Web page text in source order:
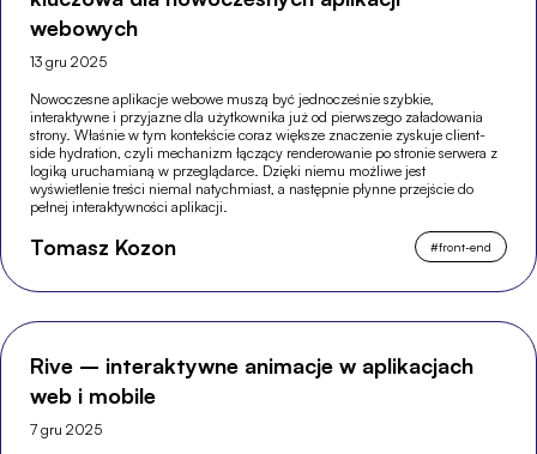
webowych
13 gru 2025
Nowoczesne aplikacje webowe muszą być jednocześnie szybkie,
interaktywne i przyjazne dla użytkownika już od pierwszego załadowania
strony. Właśnie w tym kontekście coraz większe znaczenie zyskuje client-
side hydration, czyli mechanizm łączący renderowanie po stronie serwera z
logiką uruchamianą w przeglądarce. Dzięki niemu możliwe jest
wyświetlenie treści niemal natychmiast, a następnie płynne przejście do
pełnej interaktywności aplikacji.
Tomasz Kozon #front-end
Rive – interaktywne animacje w aplikacjach
web i mobile
7 gru 2025